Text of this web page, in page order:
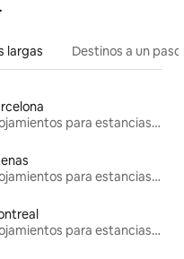
largas Destinos a un
Alojamientos para estancias largas
Alojamientos para estancias largas
Alojamientos para estancias largas